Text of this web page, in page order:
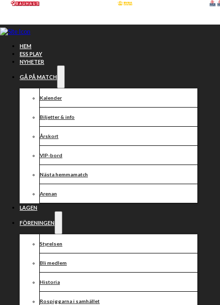
Hoppa till huvudinnehåll
HEM
ESS PLAY
NYHETER
GÅ PÅ MATCH
Kalender
Biljetter & info
Årskort
VIP-bord
Nästa hemmamatch
Arenan
LAGEN
FÖRENINGEN
Styrelsen
Bli medlem
Historia
Rospiggarna i samhället
Morgondagens
250 cc-
tävling
inställd